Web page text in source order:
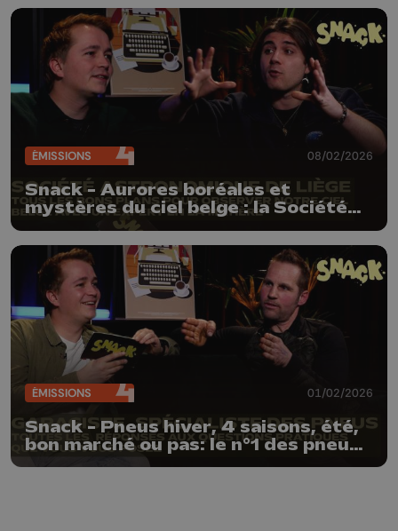
ÉMISSIONS 08/02/2026
Snack - Aurores boréales et
mystères du ciel belge : la Société
Astronomique de Liège nous livre
ses secrets
ÉMISSIONS 01/02/2026
Snack - Pneus hiver, 4 saisons, été,
bon marché ou pas: le n°1 des pneus
nous livre ses secrets